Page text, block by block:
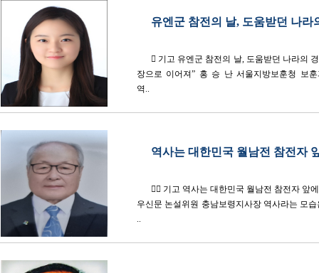
유엔군 참전의 날, 도움받던 나라
 기고 유엔군 참전의 날, 도움받던 나라의
장으로 이어져” 홍 승 난 서울지방보훈청 보
역..
역사는 대한민국 월남전 참전자
 기고 역사는 대한민국 월남전 참전자 앞
우신문 논설위원 충남보령지사장 역사라는 모
..